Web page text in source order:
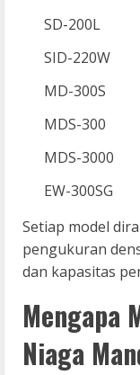
SD-200L
SID-220W
MD-300S
MDS-300
MDS-3000
EW-300SG
Setiap model
pengukuran
dan kapasitas
Mengapa
Niaga